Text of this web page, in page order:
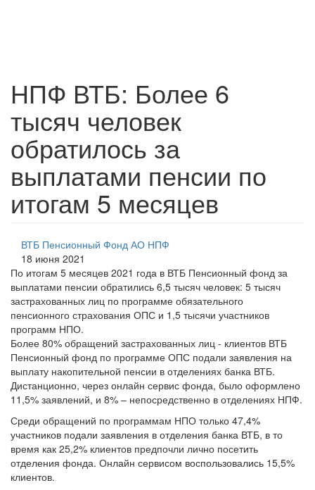
НПФ ВТБ: Более 6
тысяч человек
обратилось за
выплатами пенсии по
итогам 5 месяцев
ВТБ Пенсионный Фонд АО НПФ
18 июня 2021
По итогам 5 месяцев 2021 года в ВТБ Пенсионный фонд за
выплатами пенсии обратились 6,5 тысяч человек: 5 тысяч
застрахованных лиц по программе обязательного
пенсионного страхования ОПС и 1,5 тысячи участников
программ НПО.
Более 80% обращений застрахованных лиц - клиентов ВТБ
Пенсионный фонд по программе ОПС подали заявления на
выплату накопительной пенсии в отделениях банка ВТБ.
Дистанционно, через онлайн сервис фонда, было оформлено
11,5% заявлений, и 8% – непосредственно в отделениях НПФ.
Среди обращений по программам НПО только 47,4%
участников подали заявления в отделения банка ВТБ, в то
время как 25,2% клиентов предпочли лично посетить
отделения фонда. Онлайн сервисом воспользовались 15,5%
клиентов.